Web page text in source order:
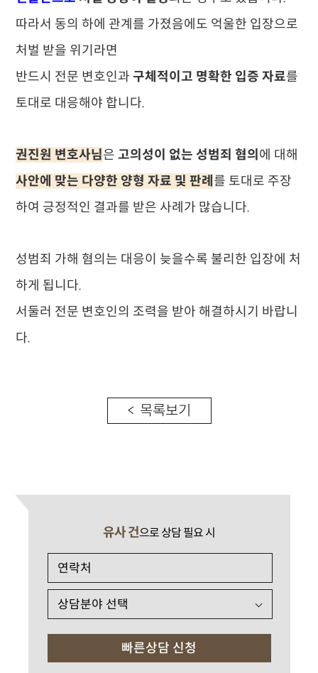
따라서 동의 하에 관계를 가졌음에도 억울한 입장으로
처벌 받을 위기라면
반드시 전문 변호인과구체적이고 명확한 입증 자료를
토대로 대응해야 합니다.
권진원 변호사님은고의성이 없는 성범죄 혐의 에 대해
사안에 맞는 다양한 양형 자료 및 판례 를 토대로 주장
하여 긍정적인 결과를 받은 사례가 많습니다.
성범죄 가해 혐의는 대응이 늦을수록 불리한 입장에 처
하게 됩니다.
서둘러 전문 변호인의 조력을 받아 해결하시기 바랍니
다.
< 목록보기
유사 건으로 상담 필요 시